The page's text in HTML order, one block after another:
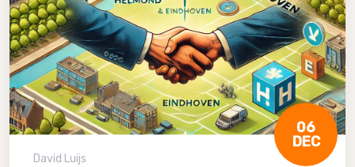
06
DEC
David Luijs